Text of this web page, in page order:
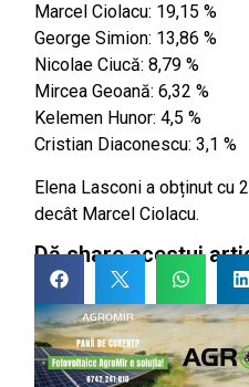
Marcel Ciolacu: 19,15 %
George Simion: 13,86 %
Nicolae Ciucă: 8,79 %
Mircea Geoană: 6,32 %
Kelemen Hunor: 4,5 %
Cristian Diaconescu: 3,1 %
Elena Lasconi a obținut cu
decât Marcel Ciolacu.
Dă share acestui